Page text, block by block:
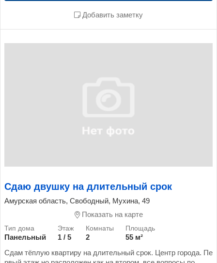
Добавить заметку
Сдаю двушку на длительный срок
Амурская область, Свободный, Мухина, 49
Показать на карте
Панельный 1 / 5 2
55 м²
Сдам тёплую квартиру на длительный срок. Центр города. Пе